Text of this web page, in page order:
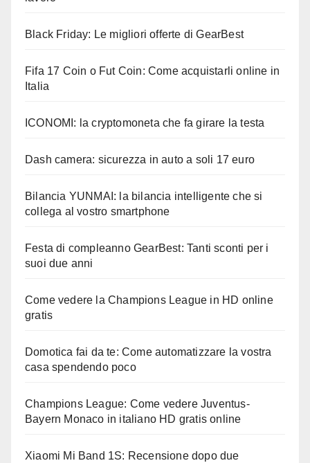
Black Friday: Le migliori offerte di GearBest
Fifa 17 Coin o Fut Coin: Come acquistarli online in
Italia
ICONOMI: la cryptomoneta che fa girare la testa
Dash camera: sicurezza in auto a soli 17 euro
Bilancia YUNMAI: la bilancia intelligente che si
collega al vostro smartphone
Festa di compleanno GearBest: Tanti sconti per i
suoi due anni
Come vedere la Champions League in HD online
gratis
Domotica fai da te: Come automatizzare la vostra
casa spendendo poco
Champions League: Come vedere Juventus-
Bayern Monaco in italiano HD gratis online
Xiaomi Mi Band 1S: Recensione dopo due